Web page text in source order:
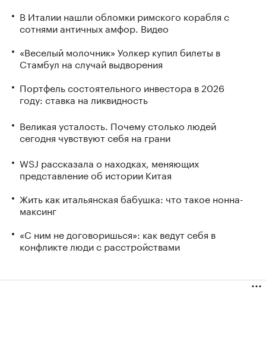
В Италии нашли обломки римского корабля с
сотнями античных амфор. Видео
«Веселый молочник» Уолкер купил билеты в
Стамбул на случай выдворения
Портфель состоятельного инвестора в 2026
году: ставка на ликвидность
Великая усталость. Почему столько людей
сегодня чувствуют себя на грани
WSJ рассказала о находках, меняющих
представление об истории Китая
Жить как итальянская бабушка: что такое нонна-
максинг
«С ним не договоришься»: как ведут себя в
конфликте люди с расстройствами